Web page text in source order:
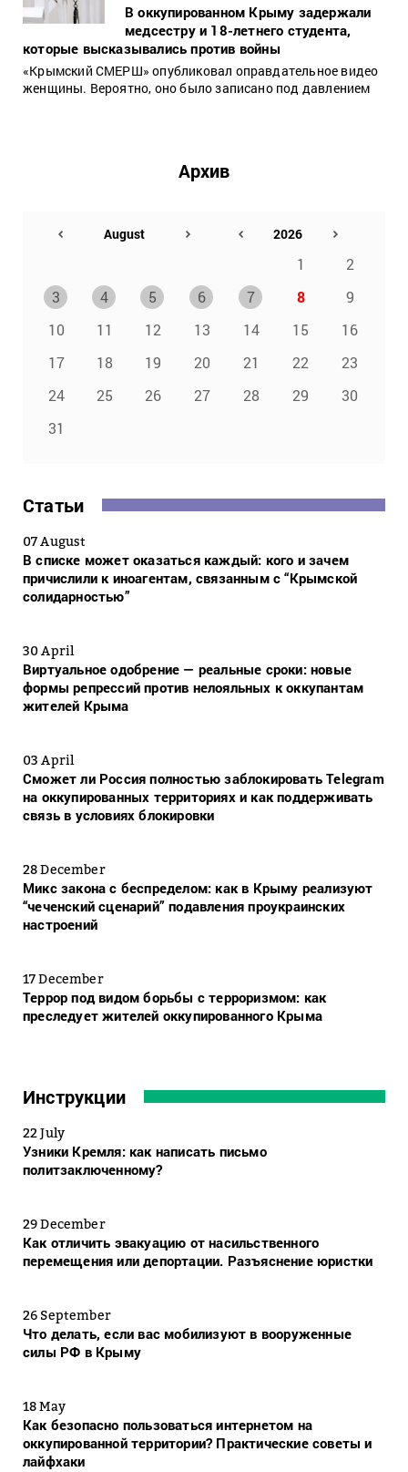
В оккупированном Крыму задержали
медсестру и 18-летнего студента,
которые высказывались против войны
«Крымский СМЕРШ» опубликовал оправдательное видео
женщины. Вероятно, оно было записано под давлением
Архив
1
2
3
4 5 6 7 8
9
10
11 12 13 14 15
16
17
18 19 20 21 22
23
24
25 26 27 28 29
30
31
Статьи
07 August
В списке может оказаться каждый: кого и зачем
причислили к иноагентам, связанным с “Крымской
солидарностью”
30 April
Виртуальное одобрение — реальные сроки: новые
формы репрессий против нелояльных к оккупантам
жителей Крыма
03 April
Сможет ли Россия полностью заблокировать Telegram
на оккупированных территориях и как поддерживать
связь в условиях блокировки
28 December
Микс закона с беспределом: как в Крыму реализуют
“чеченский сценарий” подавления проукраинских
настроений
17 December
Террор под видом борьбы с терроризмом: как
преследует жителей оккупированного Крыма
Инструкции
22 July
Узники Кремля: как написать письмо
политзаключенному?
29 December
Как отличить эвакуацию от насильственного
перемещения или депортации. Разъяснение юристки
26 September
Что делать, если вас мобилизуют в вооруженные
силы РФ в Крыму
18 May
Как безопасно пользоваться интернетом на
оккупированной территории? Практические советы и
лайфхаки